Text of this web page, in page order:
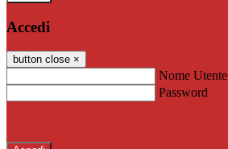
Accedi
button close ×
Nome Utente
Password